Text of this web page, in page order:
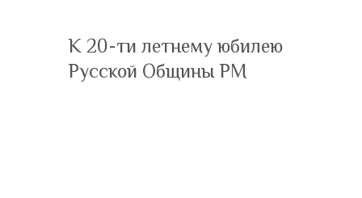
К 20-ти летнему юбилею
Русской Общины РМ